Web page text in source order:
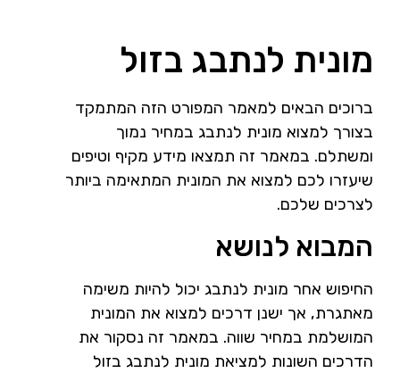
מונית לנתבג בזול
ברוכים הבאים למאמר המפורט הזה המתמקד
בצורך למצוא מונית לנתבג במחיר נמוך
ומשתלם. במאמר זה תמצאו מידע מקיף וטיפים
שיעזרו לכם למצוא את המונית המתאימה ביותר
לצרכים שלכם.
המבוא לנושא
החיפוש אחר מונית לנתבג יכול להיות משימה
מאתגרת, אך ישנן דרכים למצוא את המונית
המושלמת במחיר שווה. במאמר זה נסקור את
הדרכים השונות למציאת מונית לנתבג בזול